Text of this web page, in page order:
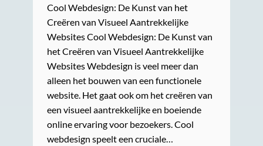
Cool Webdesign: De Kunst van het
Creëren van Visueel Aantrekkelijke
Websites Cool Webdesign: De Kunst van
het Creëren van Visueel Aantrekkelijke
Websites Webdesign is veel meer dan
alleen het bouwen van een functionele
website. Het gaat ook om het creëren van
een visueel aantrekkelijke en boeiende
online ervaring voor bezoekers. Cool
webdesign speelt een cruciale…